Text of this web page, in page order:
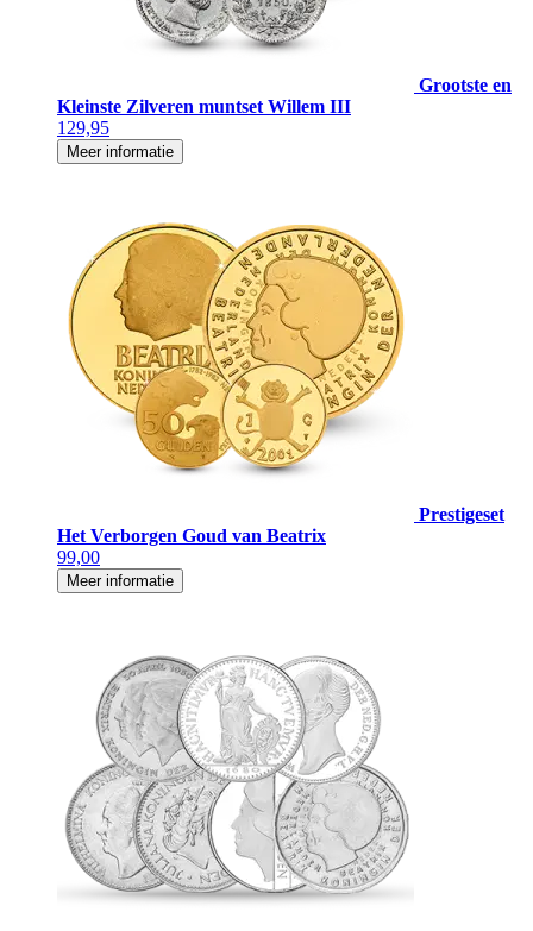
Grootste en
Kleinste Zilveren muntset Willem III
129,95
Meer informatie
Prestigeset
Het Verborgen Goud van Beatrix
99,00
Meer informatie